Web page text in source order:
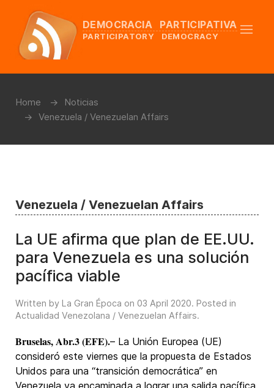
DEMOCRACIA PARTICIPATIVA
PARTICIPATORY DEMOCRACY
Home
Noticias
Venezuela / Venezuelan Affairs
Venezuela / Venezuelan Affairs
La UE afirma que plan de EE.UU.
para Venezuela es una solución
pacífica viable
Written by La Gran Época on 03 April 2020. Posted in
Actualidad Venezolana / Venezuelan Affairs.
Bruselas, Abr.3 (EFE).– La Unión Europea (UE)
consideró este viernes que la propuesta de Estados
Unidos para una “transición democrática” en
Venezuela va encaminada a lograr una salida pacífica